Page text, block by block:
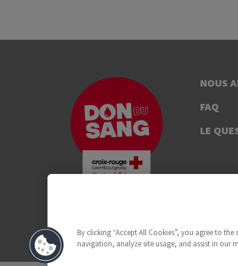
NOUS
FAQ
LE
By clicking “Accept All Cookies”, you agree to
navigation, analyze site usage, and assist in our